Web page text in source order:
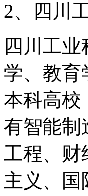
2、四川
四川工
学、教育
本科高校
有智能制
工程、财
主义、国